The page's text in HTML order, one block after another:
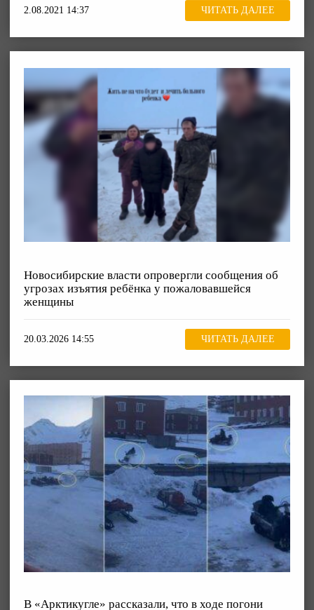
2.08.2021 14:37 ЧИТАТЬ ДАЛЕЕ
Новосибирские власти опровергли сообщения об
угрозах изъятия ребёнка у пожаловавшейся
женщины
20.03.2026 14:55 ЧИТАТЬ ДАЛЕЕ
В «Арктикугле» рассказали, что в ходе погони